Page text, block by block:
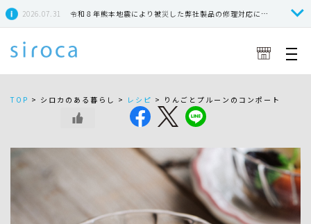
2026.07.31 令和８年熊本地震により被災した弊社製品の修理対応につきまして
TOP > シロカのある暮らし > レシピ > りんごとプルーンのコンポート